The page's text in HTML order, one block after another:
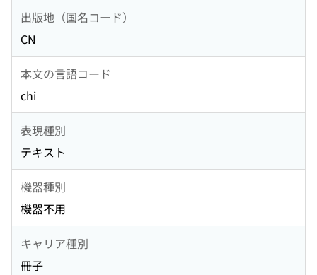
出版地（国名コード）
CN
本文の言語コード
chi
表現種別
テキスト
機器種別
機器不用
キャリア種別
冊子